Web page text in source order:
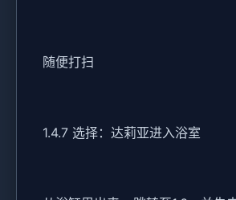
随便打扫
1.4.7 选择：达莉亚进入浴室